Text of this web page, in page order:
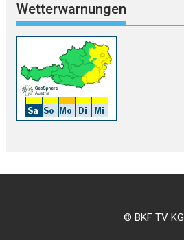
Wetterwarnungen
© BKF TV KG